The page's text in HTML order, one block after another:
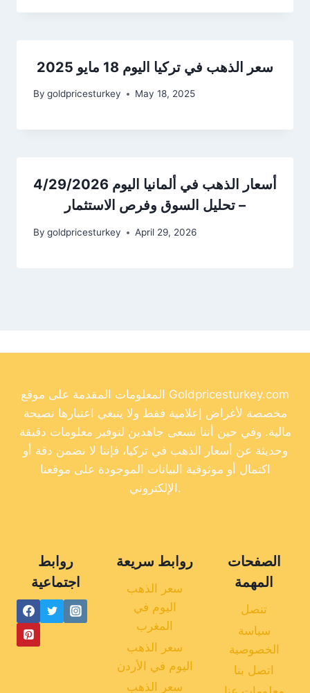
سعر الذهب في تركيا اليوم 18 مايو 2025
By goldpricesturkey May 18, 2025
أسعار الذهب في ألمانيا اليوم 4/29/2026
– تحليل السوق وفرص الاستثمار
By goldpricesturkey April 29, 2026
المعلومات المقدمة على موقع Goldpricesturkey.com
مخصصة لأغراض إعلامية فقط ولا ينبغي اعتبارها نصيحة
مالية. وفي حين أننا نسعى جاهدين لتوفير معلومات دقيقة
وحديثة عن أسعار الذهب في تركيا، فإننا لا نضمن دقة أو
اكتمال أو موثوقية البيانات الموجودة على موقعنا
الإلكتروني.
روابط
اجتماعية
روابط سريعة
سعر الذهب
اليوم في
المغرب
سعر الذهب
اليوم في الأردن
سعر الذهب
الصفحات
المهمة
تنصل
سياسة
الخصوصية
اتصل بنا